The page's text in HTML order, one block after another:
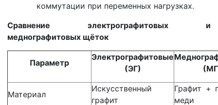
коммутации при переменных нагрузках.
Сравнение электрографитовых и
меднографитовых щёток
Параметр
Электрографитовые
(ЭГ)
Материал
Искусственный
графит
Графит +
меди